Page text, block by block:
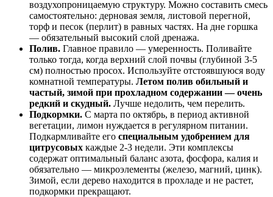
воздухопроницаемую структуру. Можно составить смесь
самостоятельно: дерновая земля, листовой перегной,
торф и песок (перлит) в равных частях. На дне горшка
— обязательный высокий слой дренажа.
Полив. Главное правило — умеренность. Поливайте
только тогда, когда верхний слой почвы (глубиной 3-5
см) полностью просох. Используйте отстоявшуюся воду
комнатной температуры. Летом полив обильный и
частый, зимой при прохладном содержании — очень
редкий и скудный. Лучше недолить, чем перелить.
Подкормки. С марта по октябрь, в период активной
вегетации, лимон нуждается в регулярном питании.
Подкармливайте его специальным удобрением для
цитрусовых каждые 2-3 недели. Эти комплексы
содержат оптимальный баланс азота, фосфора, калия и
обязательно — микроэлементы (железо, магний, цинк).
Зимой, если дерево находится в прохладе и не растет,
подкормки прекращают.